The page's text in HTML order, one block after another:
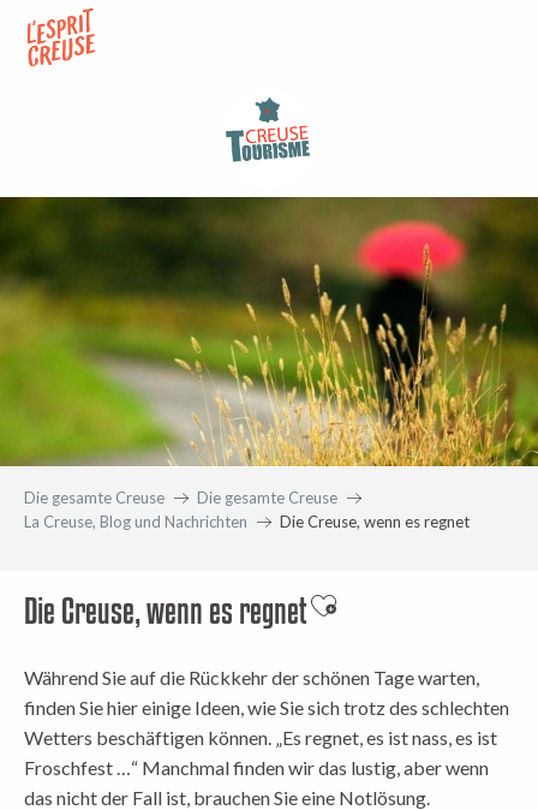
contenu
Die gesamte Creuse
Die gesamte Creuse
La Creuse, Blog und Nachrichten
Die Creuse, wenn es regnet
Die Creuse, wenn es regnetAjouter aux favoris
Während Sie auf die Rückkehr der schönen Tage warten,
finden Sie hier einige Ideen, wie Sie sich trotz des schlechten
Wetters beschäftigen können. „Es regnet, es ist nass, es ist
Froschfest …“ Manchmal finden wir das lustig, aber wenn
das nicht der Fall ist, brauchen Sie eine Notlösung.